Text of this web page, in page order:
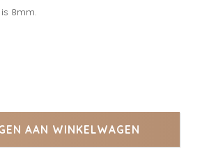
8mm.
AAN WINKELWAGEN